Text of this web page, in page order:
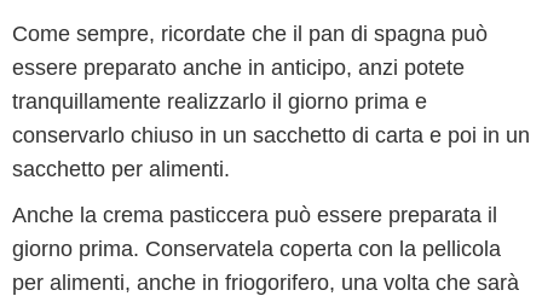
Come sempre, ricordate che il pan di spagna può
essere preparato anche in anticipo, anzi potete
tranquillamente realizzarlo il giorno prima e
conservarlo chiuso in un sacchetto di carta e poi in un
sacchetto per alimenti.
Anche la crema pasticcera può essere preparata il
giorno prima. Conservatela coperta con la pellicola
per alimenti, anche in friogorifero, una volta che sarà